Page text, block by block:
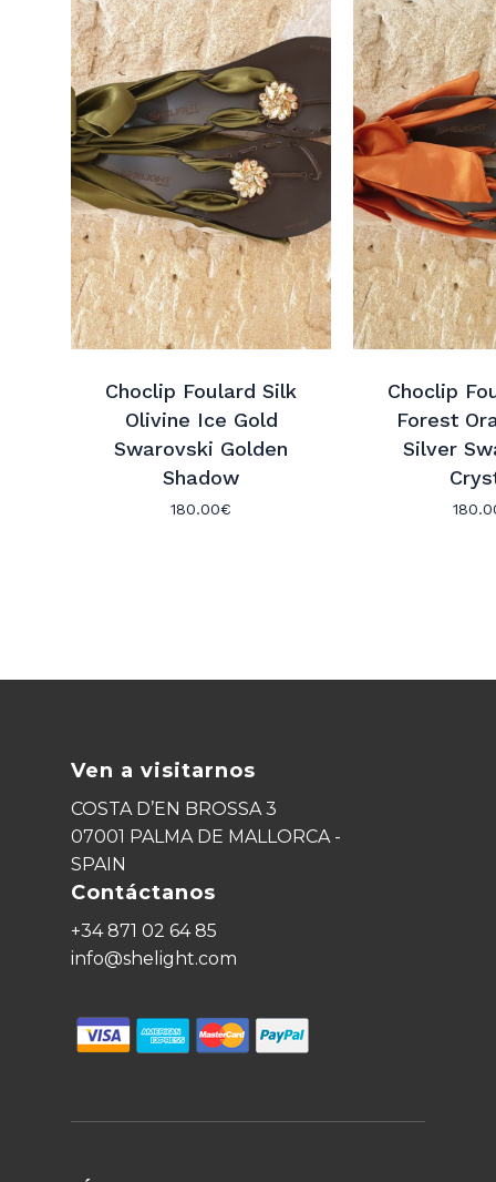
No hay productos en el carrito.
Go To Shop
Choclip Foulard Silk
Olivine Ice Gold
Swarovski Golden
Shadow
180.00€
Choclip
Forest
Silver
Ven a visitarnos
COSTA D’EN BROSSA 3
07001 PALMA DE MALLORCA -
SPAIN
Contáctanos
+34 871 02 64 85
info@shelight.com